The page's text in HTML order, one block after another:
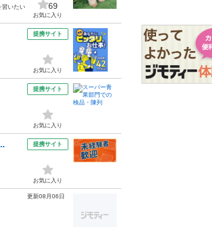
習いたい
69
お気に入り
提携サイト
お気に入り
提携サイト
お気に入り
提携サイト
お気に入り
更新08月06日